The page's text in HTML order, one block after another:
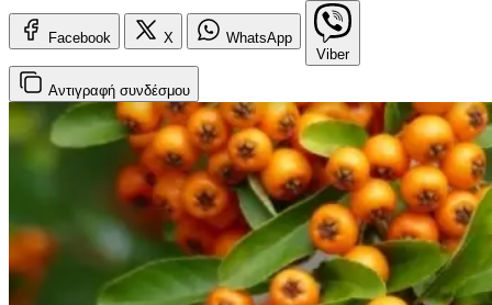
Facebook X
WhatsApp
Viber
Αντιγραφή συνδέσμου